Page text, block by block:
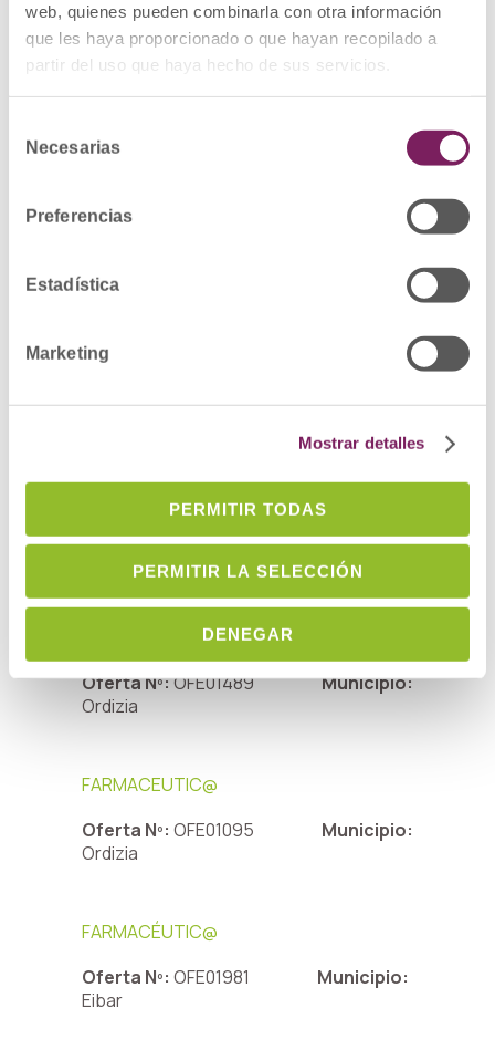
web, quienes pueden combinarla con otra información
que les haya proporcionado o que hayan recopilado a
partir del uso que haya hecho de sus servicios.
Necesarias
Preferencias
Estadística
Marketing
Mostrar detalles
PERMITIR TODAS
PERMITIR LA SELECCIÓN
DENEGAR
FARMACEUTIC@ ADJUNT@
Oferta Nº:OFE01991
Municipio:
FARMACÉUTIC@
Donostia/San Sebastián
FARMACÉUTICO/A en ANDOAIN
Oferta Nº:OFE01983
Municipio:
Andoain
FARMACÉUTIC@
Oferta Nº:OFE01489
Municipio:
Ordizia
FARMACEUTIC@
Oferta Nº: OFE01095
Municipio:
Ordizia
FARMACÉUTIC@
Oferta Nº: OFE01981
Municipio:
Eibar